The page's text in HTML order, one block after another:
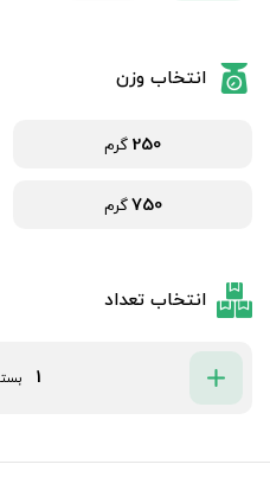
انتخاب وزن
250 گرم
750گرم
انتخاب تعداد
بسته 1